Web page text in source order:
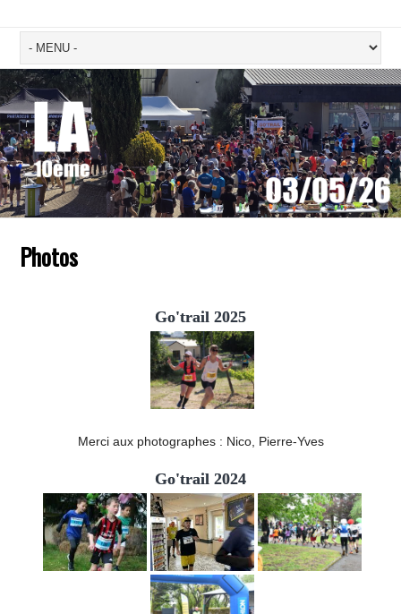
Photos
Go'trail 2025
Merci aux photographes : Nico, Pierre-Yves
Go'trail 2024